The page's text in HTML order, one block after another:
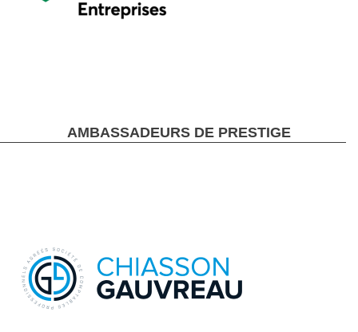
AMBASSADEURS DE PRESTIGE